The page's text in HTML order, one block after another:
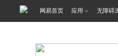
网易首页 应用 无障碍